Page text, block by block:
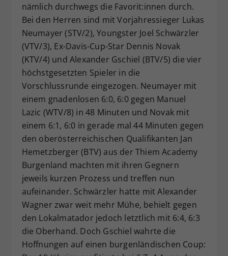
nämlich durchwegs die Favorit:innen durch.
Bei den Herren sind mit Vorjahressieger Lukas
Neumayer (STV/2), Youngster Joel Schwärzler
(VTV/3), Ex-Davis-Cup-Star Dennis Novak
(KTV/4) und Alexander Gschiel (BTV/5) die vier
höchstgesetzten Spieler in die
Vorschlussrunde eingezogen. Neumayer mit
einem gnadenlosen 6:0, 6:0 gegen Manuel
Lazic (WTV/8) in 48 Minuten und Novak mit
einem 6:1, 6:0 in gerade mal 44 Minuten gegen
den oberösterreichischen Qualifikanten Jan
Hemetzberger (BTV) aus der Thiem Academy
Burgenland machten mit ihren Gegnern
jeweils kurzen Prozess und treffen nun
aufeinander. Schwärzler hatte mit Alexander
Wagner zwar weit mehr Mühe, behielt gegen
den Lokalmatador jedoch letztlich mit 6:4, 6:3
die Oberhand. Doch Gschiel wahrte die
Hoffnungen auf einen burgenländischen Coup: